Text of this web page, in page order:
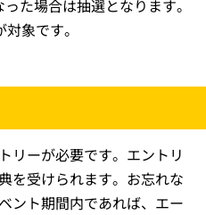
た場合は抽選となります。
象です。
リーが必要です。エントリ
を受けられます。お忘れな
ント期間内であれば、エー